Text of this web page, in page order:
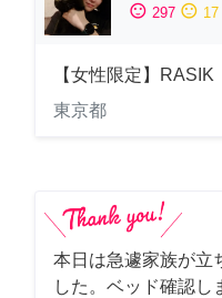
sentiment_satisfied 297 sentiment_neutral 17
【女性限定】
東京都
本日は急遽家族が立
した。ベッド確認し